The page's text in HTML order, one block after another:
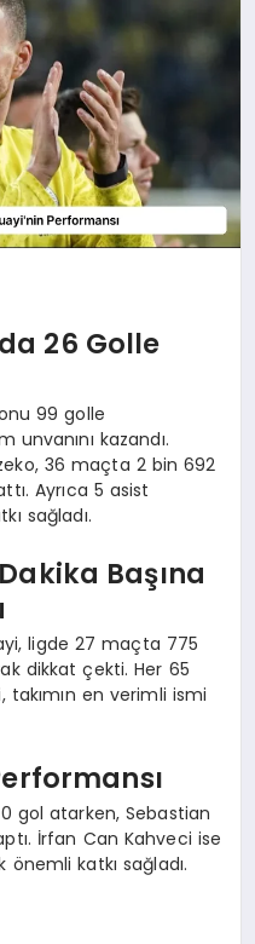
26 Golle
99 golle
kazandı.
36 maçta 2 bin 692
Ayrıca 5 asist
sağladı.
Başına
ligde 27 maçta 775
dikkat çekti. Her 65
en verimli ismi
gol atarken, Sebastian
İrfan Can Kahveci ise
katkı sağladı.